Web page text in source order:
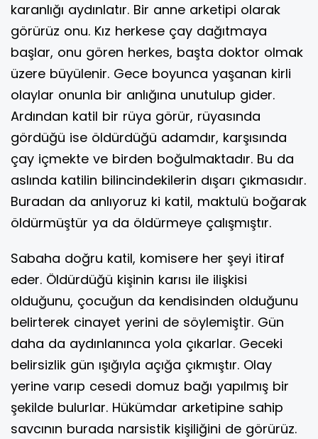
karanlığı aydınlatır. Bir anne arketipi olarak
görürüz onu. Kız herkese çay dağıtmaya
başlar, onu gören herkes, başta doktor olmak
üzere büyülenir. Gece boyunca yaşanan kirli
olaylar onunla bir anlığına unutulup gider.
Ardından katil bir rüya görür, rüyasında
gördüğü ise öldürdüğü adamdır, karşısında
çay içmekte ve birden boğulmaktadır. Bu da
aslında katilin bilincindekilerin dışarı çıkmasıdır.
Buradan da anlıyoruz ki katil, maktulü boğarak
öldürmüştür ya da öldürmeye çalışmıştır.
Sabaha doğru katil, komisere her şeyi itiraf
eder. Öldürdüğü kişinin karısı ile ilişkisi
olduğunu, çocuğun da kendisinden olduğunu
belirterek cinayet yerini de söylemiştir. Gün
daha da aydınlanınca yola çıkarlar. Geceki
belirsizlik gün ışığıyla açığa çıkmıştır. Olay
yerine varıp cesedi domuz bağı yapılmış bir
şekilde bulurlar. Hükümdar arketipine sahip
savcının burada narsistik kişiliğini de görürüz.